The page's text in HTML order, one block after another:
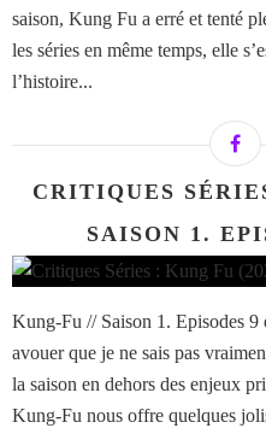
saison, Kung Fu a erré et tenté
les séries en même temps, elle
l’histoire...
CRITIQUES
SAISON 1.
Kung-Fu // Saison 1. Episodes
avouer que je ne sais pas
la saison en dehors des enjeux
Kung-Fu nous offre quelques